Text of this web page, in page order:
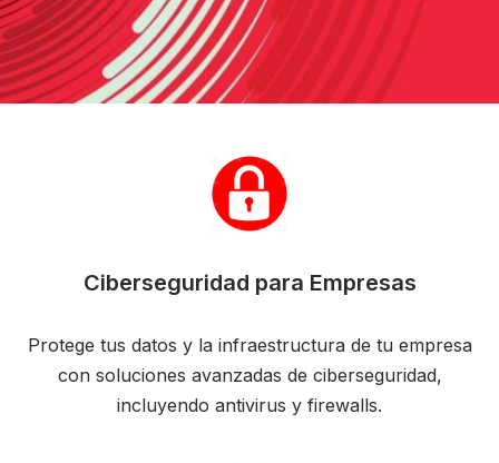
Ciberseguridad para Empresas
Protege tus datos y la infraestructura de tu empresa
con soluciones avanzadas de ciberseguridad,
incluyendo antivirus y firewalls.